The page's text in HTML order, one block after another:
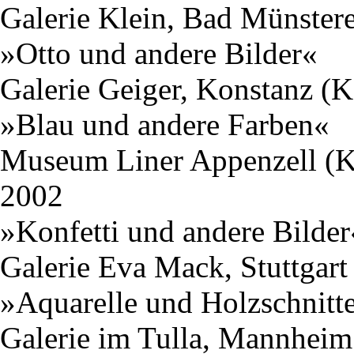
Galerie Klein, Bad
»Otto und andere Bilder«
Galerie Geiger, Konstanz
»Blau und andere Farben«
Museum Liner Appenzell
2002
»Konfetti und andere
Galerie Eva Mack, Stuttgart
»Aquarelle und
Galerie im Tulla,